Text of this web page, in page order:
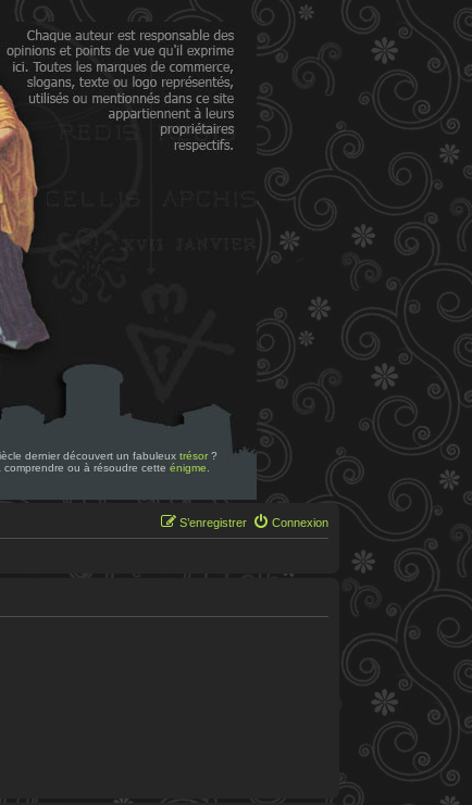
dernier découvert un fabuleux trésor ?
ou à résoudre cette énigme
Connexion
S’enregistrer